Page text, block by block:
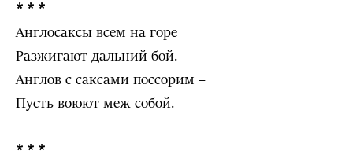
* * *
Англосаксы всем на горе
Разжигают дальний бой.
Англов с саксами поссорим –
Пусть воюют меж собой.
* * *